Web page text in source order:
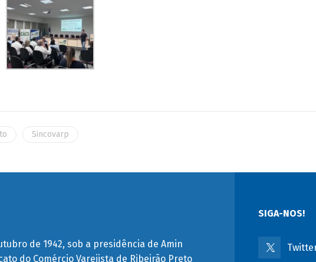
Sincovarp
de 1942, sob a presidência de Amin
do Comércio Varejista de Ribeirão Preto
SIGA-NOS!